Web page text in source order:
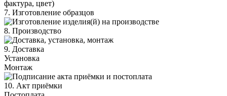
7. Изготовление образцов
8. Производство
9. Доставка
Установка
Монтаж
10. Акт приёмки